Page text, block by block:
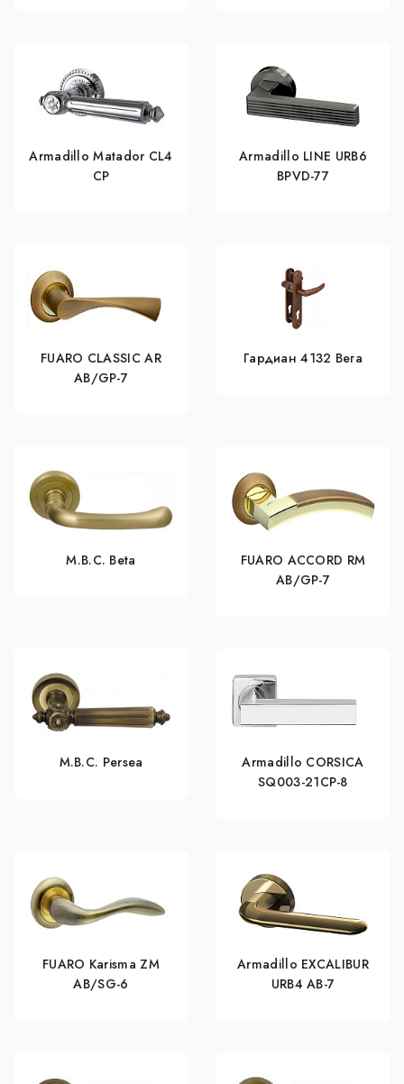
Armadillo Matador CL4
СР
Armadillo LINE URB6
BPVD-77
FUARO CLASSIC AR
AB/GP-7
Гардиан 4132 Вега
M.B.C. Beta
FUARO ACCORD RM
AB/GP-7
M.B.C. Persea
Armadillo CORSICA
SQ003-21CP-8
FUARO Karisma ZM
AB/SG-6
Armadillo EXCALIBUR
URB4 АВ-7